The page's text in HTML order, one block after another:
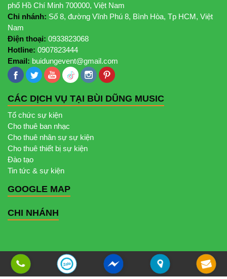
phố Hồ Chí Minh 700000, Việt Nam
Chi nhánh: Số 8, đường Vĩnh Phú 8, Bình Hòa, Tp HCM, Việt
Nam
Điện thoại: 0933823068
Hotline: 0907823444
Email: buidungevent@gmail.com
CÁC DỊCH VỤ TẠI BÙI DŨNG MUSIC
Tổ chức sự kiện
Cho thuê ban nhạc
Cho thuê nhân sự sự kiện
Cho thuê thiết bị sự kiện
Đào tạo
Tin tức & sự kiện
GOOGLE MAP
CHI NHÁNH